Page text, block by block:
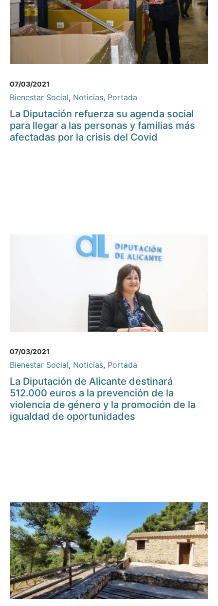
07/03/2021
Bienestar Social, Noticias, Portada
La Diputación refuerza su agenda social
para llegar a las personas y familias más
afectadas por la crisis del Covid
07/03/2021
Bienestar Social, Noticias, Portada
La Diputación de Alicante destinará
512.000 euros a la prevención de la
violencia de género y la promoción de la
igualdad de oportunidades